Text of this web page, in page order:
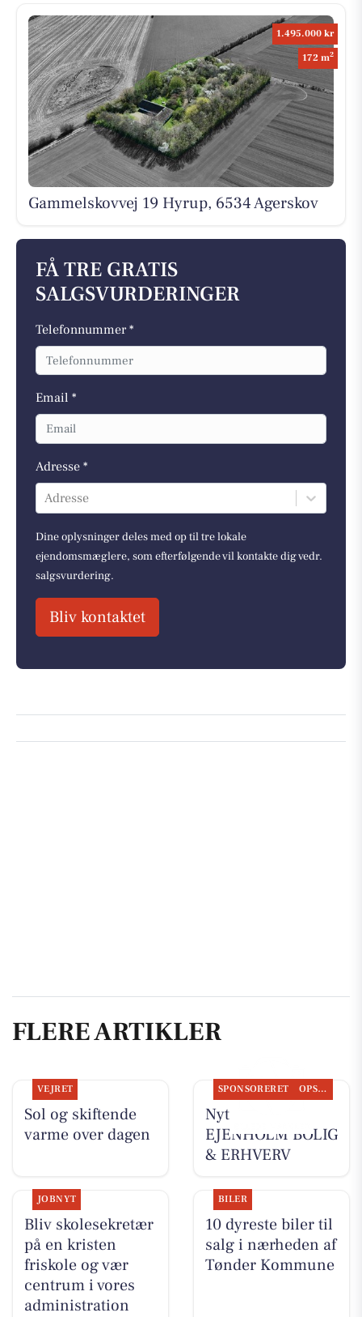
1.495.000 kr
172 m2
Gammelskovvej 19 Hyrup, 6534 Agerskov
FÅ TRE GRATIS
SALGSVURDERINGER
Telefonnummer *
Email *
Adresse *
Adresse
Dine oplysninger deles med op til tre lokale
ejendomsmæglere, som efterfølgende vil kontakte dig vedr.
salgsvurdering.
Bliv kontaktet
FLERE ARTIKLER
VEJRET
Sol og skiftende
varme over dagen
SPONSORERET OPSLAGSTAVLEN
Nyt fra
EJENHOLM BOLIG
& ERHVERV
JOBNYT
Bliv skolesekretær
på en kristen
friskole og vær
centrum i vores
administration
BILER
10 dyreste biler til
salg i nærheden af
Tønder Kommune